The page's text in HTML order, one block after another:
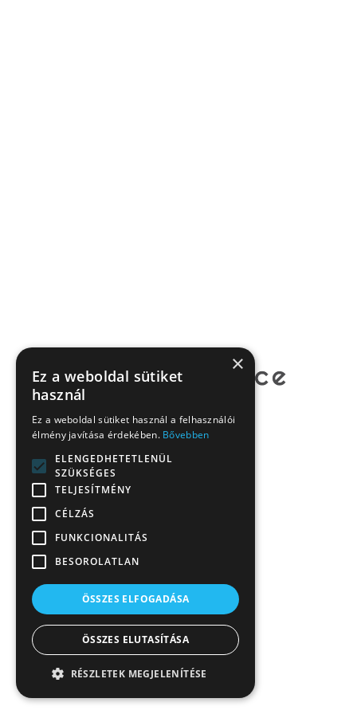
×
Ez a weboldal sütiket
használ
Ez a weboldal sütiket használ a felhasználói
élmény javítása érdekében. Bővebben
ELENGEDHETETLENÜL
SZÜKSÉGES
TELJESÍTMÉNY
CÉLZÁS
FUNKCIONALITÁS
BESOROLATLAN
ÖSSZES ELFOGADÁSA
ÖSSZES ELUTASÍTÁSA
RÉSZLETEK MEGJELENÍTÉSE